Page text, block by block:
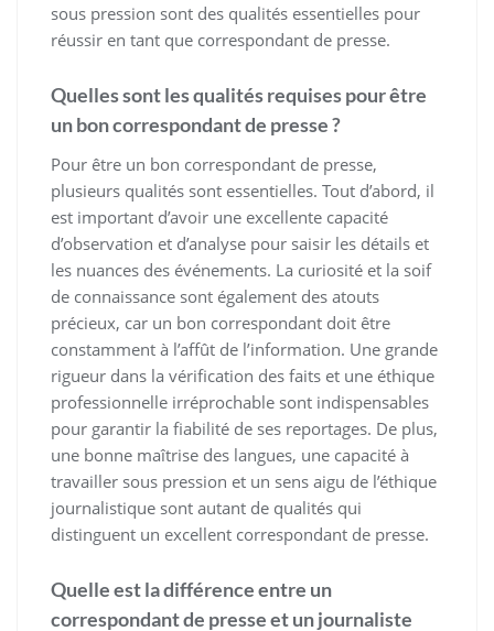
sous pression sont des qualités essentielles pour
réussir en tant que correspondant de presse.
Quelles sont les qualités requises pour être
un bon correspondant de presse ?
Pour être un bon correspondant de presse,
plusieurs qualités sont essentielles. Tout d’abord, il
est important d’avoir une excellente capacité
d’observation et d’analyse pour saisir les détails et
les nuances des événements. La curiosité et la soif
de connaissance sont également des atouts
précieux, car un bon correspondant doit être
constamment à l’affût de l’information. Une grande
rigueur dans la vérification des faits et une éthique
professionnelle irréprochable sont indispensables
pour garantir la fiabilité de ses reportages. De plus,
une bonne maîtrise des langues, une capacité à
travailler sous pression et un sens aigu de l’éthique
journalistique sont autant de qualités qui
distinguent un excellent correspondant de presse.
Quelle est la différence entre un
correspondant de presse et un journaliste